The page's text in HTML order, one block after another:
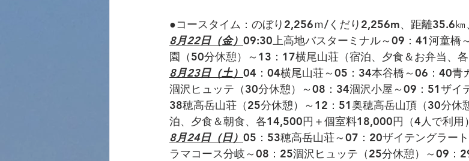
●コースタイム：のぼり2,256ｍ/くだり2,256m、距離35.6
8月22日（金） 09:30上高地バスターミナル～09：41河童橋
園（50分休憩）～13：17横尾山荘（宿泊、夕食＆お弁当、
8月23日（土） 04：04横尾山荘～05：34本谷橋～06：40青
涸沢ヒュッテ（30分休憩）～08：34涸沢小屋～09：51ザイ
38穂高岳山荘（25分休憩）～12：51奥穂高岳山頂（30分休
泊、夕食＆朝食、各14,500円＋個室料18,000円（4人で利用）
8月24日（日） 05：53穂高岳山荘～07：20ザイテングラー
ラマコース分岐～08：25涸沢ヒュッテ（25分休憩）～09：